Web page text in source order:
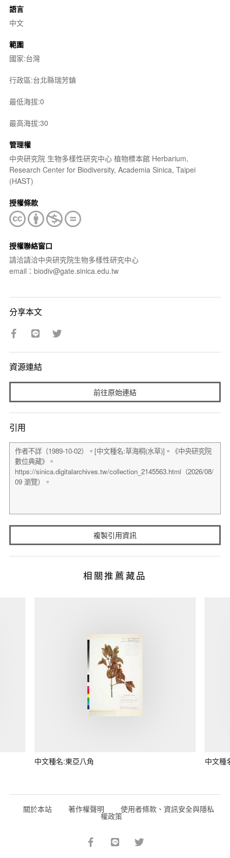
語言
中文
範圍
國家:台灣
行政區:台北縣瑞芳鎮
最低海拔:0
最高海拔:30
管理權
中央研究院 生物多樣性研究中心 植物標本館 Herbarium,
Research Center for Biodiversity, Academia Sinica, Taipei
(HAST)
授權條款
授權聯絡窗口
請洽請洽中央研究院生物多樣性研究中心
email：biodiv@gate.sinica.edu.tw
分享本文
資源連結
前往原始連結
引用
複製引用資訊
相關推薦藏品
中文種名:東亞八角 中文種
關於本站 著作權聲明 使用者條款、資訊安全與隱私
權政策